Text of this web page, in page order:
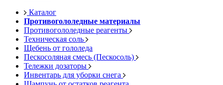
Каталог
Противогололедные материалы
Противогололедные реагенты
Техническая соль
Щебень от гололеда
Пескосоляная смесь (Пескосоль)
Тележки дозаторы
Инвентарь для уборки снега